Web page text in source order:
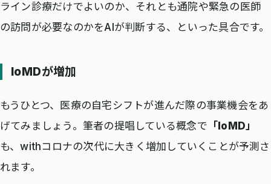
ライン診療だけでよいのか、それとも通院や緊急の医師
の訪問が必要なのかをAIが判断する、といった具合です。
IoMDが増加
もうひとつ、医療の自宅シフトが進んだ際の事業機会をあ
げてみましょう。筆者の提唱している概念で 「IoMD」
も、withコロナの次代に大きく増加していくことが予測さ
れます。